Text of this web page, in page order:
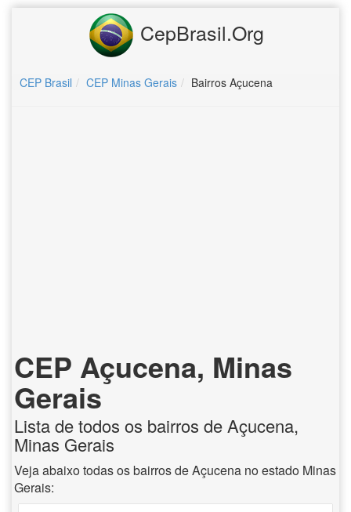
CepBrasil.Org
CEP Brasil CEP Minas Gerais Bairros Açucena
CEP Açucena, Minas
Gerais
Lista de todos os bairros de Açucena,
Minas Gerais
Veja abaixo todas os bairros de Açucena no estado Minas
Gerais: